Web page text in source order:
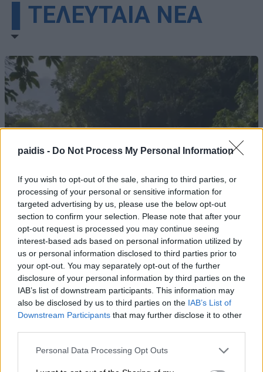
paidis - Do Not Process My Personal Information
If you wish to opt-out of the sale, sharing to third parties, or
processing of your personal or sensitive information for
targeted advertising by us, please use the below opt-out
section to confirm your selection. Please note that after your
opt-out request is processed you may continue seeing
interest-based ads based on personal information utilized by
us or personal information disclosed to third parties prior to
your opt-out. You may separately opt-out of the further
disclosure of your personal information by third parties on the
IAB’s list of downstream participants. This information may
also be disclosed by us to third parties on the IAB’s List of
Downstream Participants that may further disclose it to other
Personal Data Processing Opt Outs
▌ΤΕΛΕΥΤΑΙΑ ΝΕΑ